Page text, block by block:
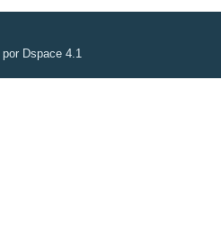
Dspace 4.1